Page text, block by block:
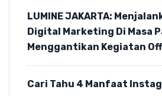
LUMINE JAKARTA:
Digital Marketing Di Masa
Menggantikan Kegiatan
Cari Tahu 4 Manfaat